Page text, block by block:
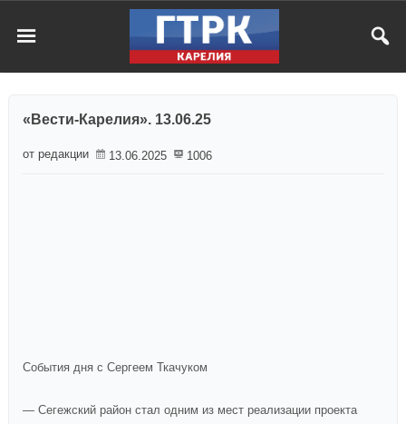
«Вести-Карелия». 13.06.25
от редакции 13.06.2025 1006
События дня с Сергеем Ткачуком
— Сегежский район стал одним из мест реализации проекта